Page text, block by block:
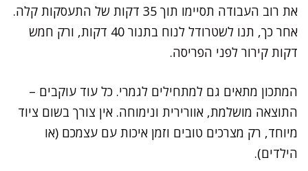
את רוב העבודה תסיימו תוך 35 דקות של התעסקות קלה.
אחר כך, תנו לשטרודל לנוח בתנור 40 דקות, ורק חמש
דקות קירור לפני הפריסה.
המתכון מתאים גם למתחילים לגמרי. כל עוד עוקבים –
התוצאה מושלמת, אוורירית ונימוחה. אין צורך בשום ציוד
מיוחד, רק מצרכים טובים וזמן איכות עם עצמכם (או
הילדים).